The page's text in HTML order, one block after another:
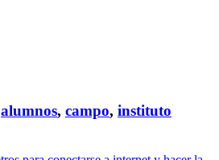
alumnos, campo, instituto